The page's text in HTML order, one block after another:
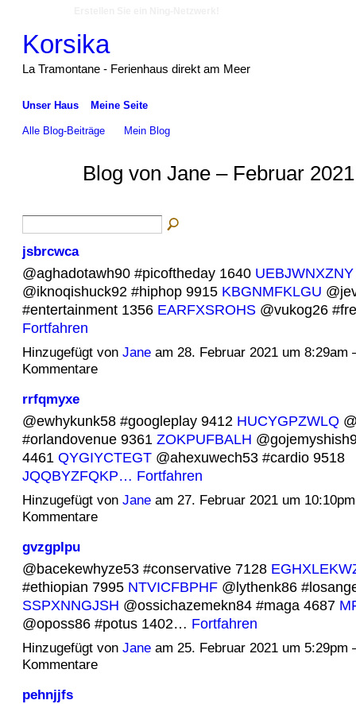
Korsika
La Tramontane - Ferienhaus direkt am Meer
Unser Haus Meine Seite
Alle Blog-Beiträge Mein Blog
Blog von Jane – Februar
jsbrcwca
@aghadotawh90 #picoftheday 1640 UEBJWNXZNY
@iknoqishuck92 #hiphop 9915 KBGNMFKLGU
#entertainment 1356 EARFXSROHS@vukog26
Fortfahren
Hinzugefügt von Janeam 28. Februar 2021 um 8:29am
Kommentare
rrfqmyxe
@ewhykunk58 #googleplay 9412 HUCYGPZWLQ
#orlandovenue 9361 ZOKPUFBALH
4461 QYGIYCTEGT@ahexuwech53 #cardio 9518
JQQBYZFQKP… Fortfahren
Hinzugefügt von Janeam 27. Februar 2021 um
Kommentare
gvzgplpu
@bacekewhyze53 #conservative 7128
#ethiopian 7995 NTVICFBPHF@lythenk86
SSPXNNGJSH @ossichazemekn84 #maga 4687
@oposs86 #potus 1402… Fortfahren
Hinzugefügt von Janeam 25. Februar 2021 um 5:29pm
Kommentare
pehnjjfs